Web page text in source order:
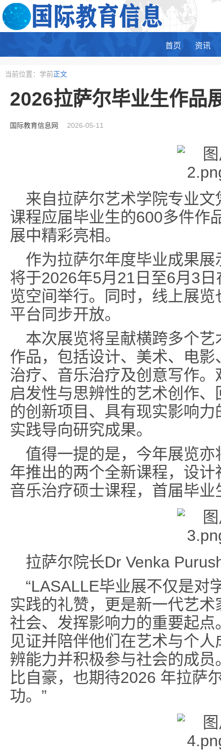
首页 资讯
当前位置：学前正文
2026拉萨尔毕业生作品
国际教育信息网 2026-05-11
来自拉萨尔艺术学院专业
课程应届毕业生的600多件作
展中精彩亮相。
作为拉萨尔年度毕业成果
将于2026年5月21日至6月3
览空间举行。同时，线上展
平台同步开放。
本次展览将呈献横跨多个
作品，包括设计、美术、电
治疗、音乐治疗及创意写作
启发性与思辨性的艺术创作
的创新项目、具有现实影响
实践导向研究成果。
值得一提的是，今年展览
年推出的两个全新课程，设
音乐治疗硕士课程，首届毕业
拉萨尔院长Dr Venka
“LASALLE毕业展不仅是对
实践的礼赞，更是新一代艺
社会、发挥影响力的重要起
见证并陪伴他们在艺术与个
辨能力并积极参与社会的成
比自豪，也期待2026 年拉萨
功。”